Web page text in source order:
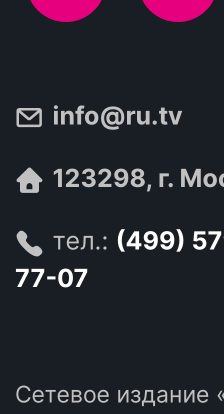
info@ru.tv
123298, г.
тел.: (499)
77-07
Сетевое издание